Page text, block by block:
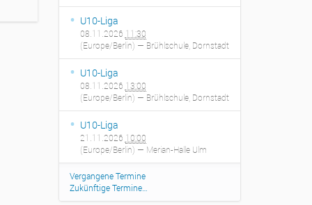
U10-Liga
08.11.2026 11:30
(Europe/Berlin) — Brühlschule, Dornstadt
U10-Liga
08.11.2026 13:00
(Europe/Berlin) — Brühlschule, Dornstadt
U10-Liga
21.11.2026 10:00
(Europe/Berlin) — Merian-Halle Ulm
Vergangene Termine
Zukünftige Termine…